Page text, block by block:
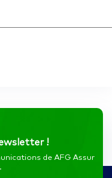
!
de AFG Assur